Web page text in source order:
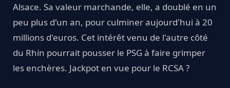
Alsace. Sa valeur marchande, elle, a doublé en un
peu plus d'un an, pour culminer aujourd'hui à 20
millions d'euros. Cet intérêt venu de l'autre côté
du Rhin pourrait pousser le PSG à faire grimper
les enchères. Jackpot en vue pour le RCSA ?